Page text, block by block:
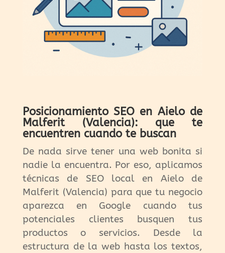
Posicionamiento SEO en Aielo de
Malferit (Valencia): que te
encuentren cuando te buscan
De nada sirve tener una web bonita si
nadie la encuentra. Por eso, aplicamos
técnicas de SEO local en Aielo de
Malferit (Valencia) para que tu negocio
aparezca en Google cuando tus
potenciales clientes busquen tus
productos o servicios. Desde la
estructura de la web hasta los textos,